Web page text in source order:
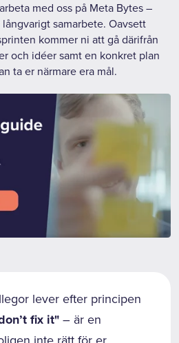
med oss på Meta Bytes –
samarbete. Oavsett
kommer ni att gå därifrån
och idéer samt en konkret plan
ta er närmare era mål.
lever efter principen
fix it" – är en